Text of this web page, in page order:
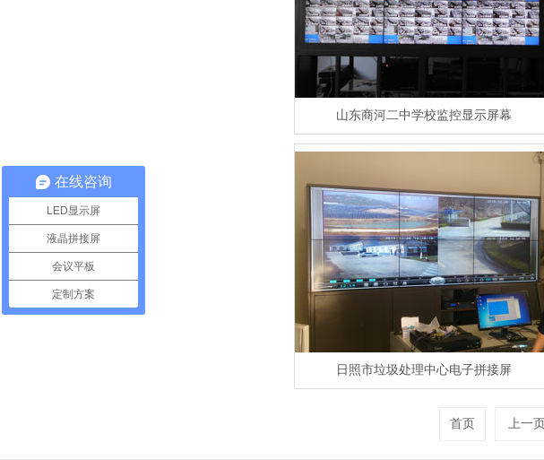
山东商河二中学校监控显示屏幕
日照市垃圾处理中心电子拼接屏
首页 上一页
在线咨询
LED显示屏
液晶拼接屏
会议平板
定制方案